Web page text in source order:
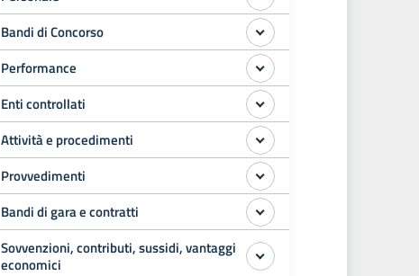
Bandi di Concorso
Performance
Enti controllati
Attività e procedimenti
Provvedimenti
Bandi di gara e contratti
Sovvenzioni, contributi, sussidi, vantaggi
economici